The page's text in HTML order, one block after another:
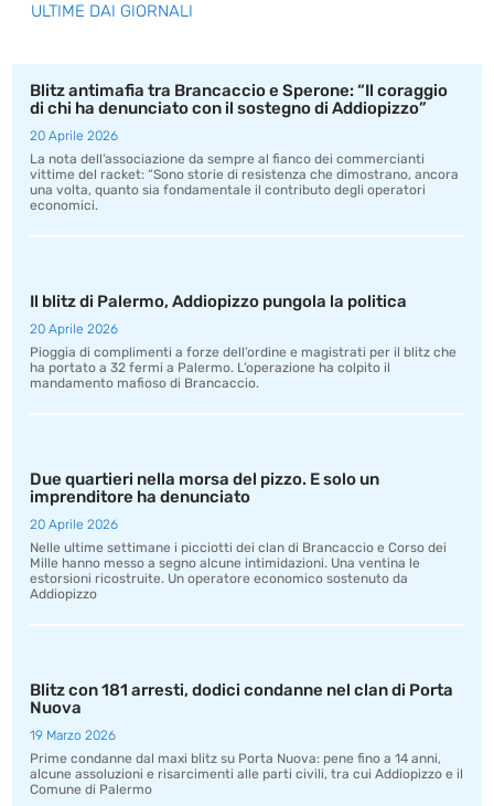
ULTIME DAI GIORNALI
Blitz antimafia tra Brancaccio e Sperone: “Il coraggio
di chi ha denunciato con il sostegno di Addiopizzo”
20 Aprile 2026
La nota dell’associazione da sempre al fianco dei commercianti
vittime del racket: “Sono storie di resistenza che dimostrano, ancora
una volta, quanto sia fondamentale il contributo degli operatori
economici.
Il blitz di Palermo, Addiopizzo pungola la politica
20 Aprile 2026
Pioggia di complimenti a forze dell’ordine e magistrati per il blitz che
ha portato a 32 fermi a Palermo. L’operazione ha colpito il
mandamento mafioso di Brancaccio.
Due quartieri nella morsa del pizzo. E solo un
imprenditore ha denunciato
20 Aprile 2026
Nelle ultime settimane i picciotti dei clan di Brancaccio e Corso dei
Mille hanno messo a segno alcune intimidazioni. Una ventina le
estorsioni ricostruite. Un operatore economico sostenuto da
Addiopizzo
Blitz con 181 arresti, dodici condanne nel clan di Porta
Nuova
19 Marzo 2026
Prime condanne dal maxi blitz su Porta Nuova: pene fino a 14 anni,
alcune assoluzioni e risarcimenti alle parti civili, tra cui Addiopizzo e il
Comune di Palermo